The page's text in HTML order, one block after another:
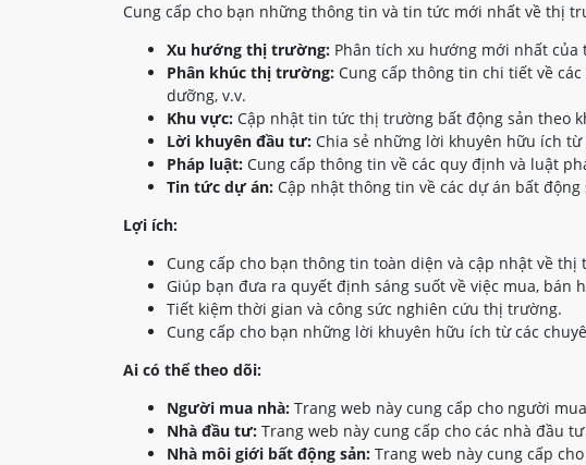
Cung cấp cho bạn những thông tin và tin tức mới nhất về thị
Xu hướng thị trường:Phân tích xu hướng mới nhất của
Phân khúc thị trường:Cung cấp thông tin chi tiết về
dưỡng, v.v.
Khu vực:Cập nhật tin tức thị trường bất động sản theo
Lời khuyên đầu tư:Chia sẻ những lời khuyên hữu ích
Pháp luật:Cung cấp thông tin về các quy định và luật
Tin tức dự án:Cập nhật thông tin về các dự án bất
Lợi ích:
Cung cấp cho bạn thông tin toàn diện và cập nhật về thị
Giúp bạn đưa ra quyết định sáng suốt về việc mua, bán
Tiết kiệm thời gian và công sức nghiên cứu thị trường.
Cung cấp cho bạn những lời khuyên hữu ích từ các
Ai có thể theo dõi:
Người mua nhà:Trang web này cung cấp cho người
Nhà đầu tư:Trang web này cung cấp cho các nhà đầu
Nhà môi giới bất động sản:Trang web này cung cấp